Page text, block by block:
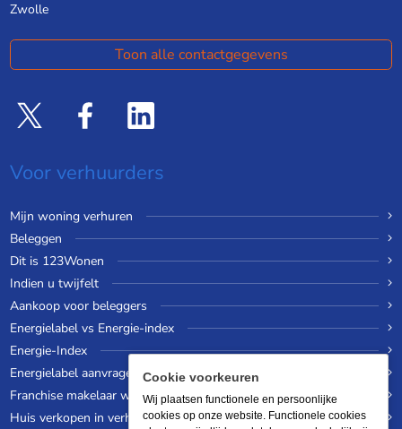
Zwolle
Toon alle contactgegevens
Voor verhuurders
Mijn woning verhuren
Beleggen
Dit is 123Wonen
Indien u twijfelt
Aankoop voor beleggers
Energielabel vs Energie-index
Energie-Index
Energielabel aanvragen
Franchise makelaar worden
Huis verkopen in verhuurde staat
Cookie voorkeuren
Wij plaatsen functionele en persoonlijke
cookies op onze website. Functionele cookies